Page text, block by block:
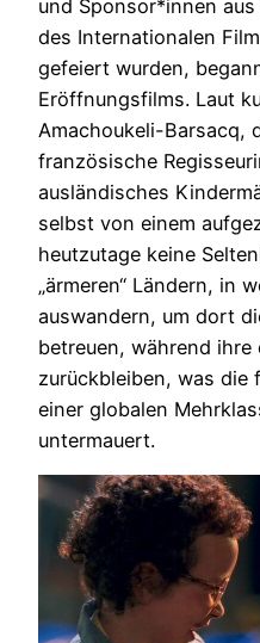
und Sponsor*innen
des Internationalen
gefeiert wurden,
Eröffnungsfilms. Laut
Amachoukeli-Barsacq,
französische
ausländisches
selbst von einem
heutzutage keine
„ärmeren“ Ländern, in
auswandern, um dort
betreuen, während
zurückbleiben, was die
einer globalen
untermauert.